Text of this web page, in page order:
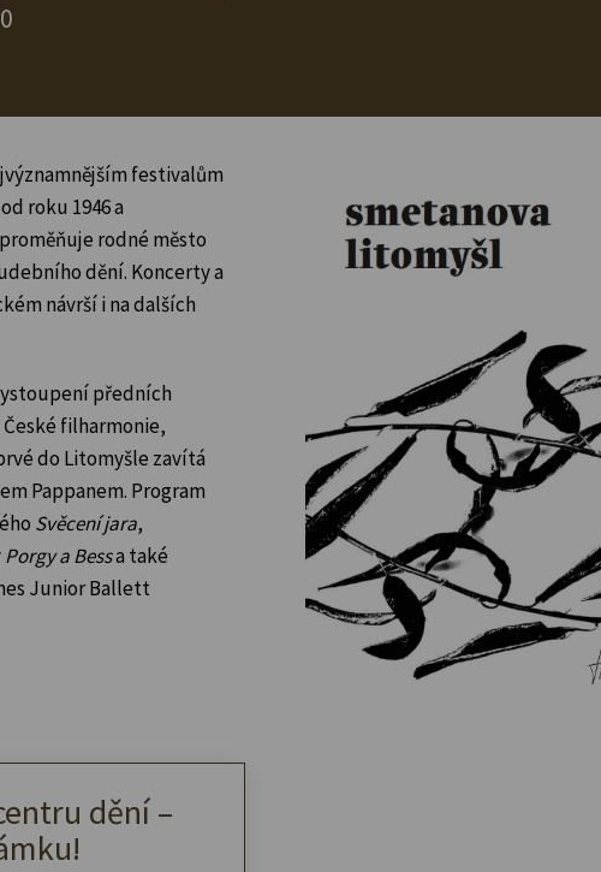
festivalům
roku 1946 a
rodné město
dění. Koncerty a
návrší i na dalších
předních
filharmonie,
do Litomyšle zavítá
Pappanem. Program
Svěcení jara,
Porgy a Bessa také
Junior Ballett
dění –